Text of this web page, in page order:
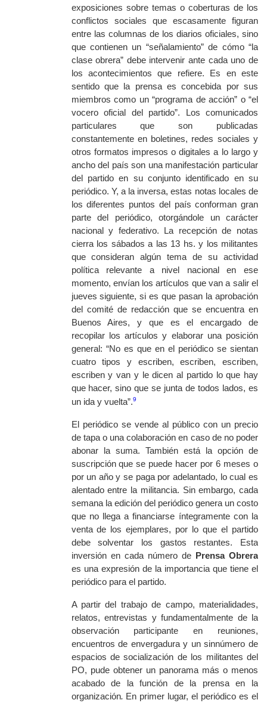
exposiciones sobre temas o coberturas de los
conflictos sociales que escasamente figuran
entre las columnas de los diarios oficiales, sino
que contienen un “señalamiento” de cómo “la
clase obrera” debe intervenir ante cada uno de
los acontecimientos que refiere. Es en este
sentido que la prensa es concebida por sus
miembros como un “programa de acción” o “el
vocero oficial del partido”. Los comunicados
particulares que son publicadas
constantemente en boletines, redes sociales y
otros formatos impresos o digitales a lo largo y
ancho del país son una manifestación particular
del partido en su conjunto identificado en su
periódico. Y, a la inversa, estas notas locales de
los diferentes puntos del país conforman gran
parte del periódico, otorgándole un carácter
nacional y federativo. La recepción de notas
cierra los sábados a las 13 hs. y los militantes
que consideran algún tema de su actividad
política relevante a nivel nacional en ese
momento, envían los artículos que van a salir el
jueves siguiente, si es que pasan la aprobación
del comité de redacción que se encuentra en
Buenos Aires, y que es el encargado de
recopilar los artículos y elaborar una posición
general: “No es que en el periódico se sientan
cuatro tipos y escriben, escriben, escriben,
escriben y van y le dicen al partido lo que hay
que hacer, sino que se junta de todos lados, es
un ida y vuelta”.9
El periódico se vende al público con un precio
de tapa o una colaboración en caso de no poder
abonar la suma. También está la opción de
suscripción que se puede hacer por 6 meses o
por un año y se paga por adelantado, lo cual es
alentado entre la militancia. Sin embargo, cada
semana la edición del periódico genera un costo
que no llega a financiarse íntegramente con la
venta de los ejemplares, por lo que el partido
debe solventar los gastos restantes. Esta
inversión en cada número de Prensa Obrera
es una expresión de la importancia que tiene el
periódico para el partido.
A partir del trabajo de campo, materialidades,
relatos, entrevistas y fundamentalmente de la
observación participante en reuniones,
encuentros de envergadura y un sinnúmero de
espacios de socialización de los militantes del
PO, pude obtener un panorama más o menos
acabado de la función de la prensa
en la
organización. En primer lugar, el periódico es el